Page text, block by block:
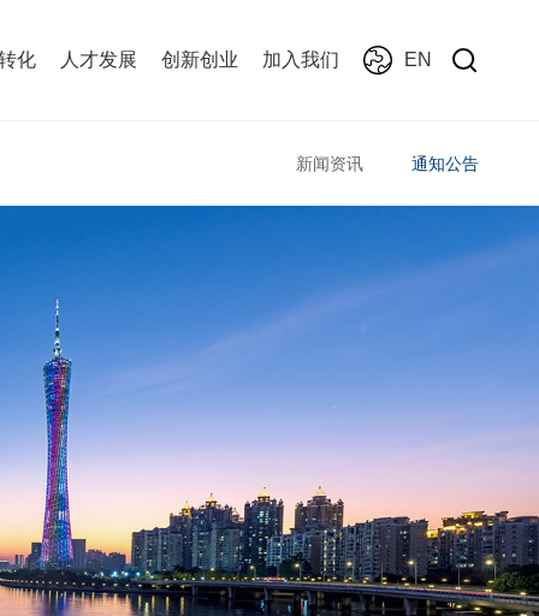
化 人才发展 创新创业 加入我们 EN
新闻资讯 通知公告